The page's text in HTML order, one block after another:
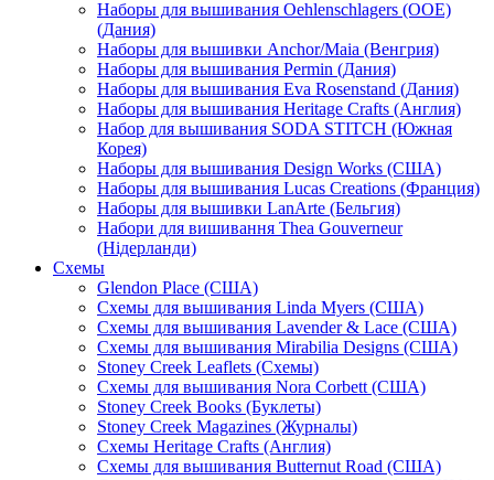
Наборы для вышивания Oehlenschlagers (OOE)
(Дания)
Наборы для вышивки Anchor/Maia (Венгрия)
Наборы для вышивания Permin (Дания)
Наборы для вышивания Eva Rosenstand (Дания)
Наборы для вышивания Heritage Crafts (Англия)
Набор для вышивания SODA STITCH (Южная
Корея)
Наборы для вышивания Design Works (США)
Наборы для вышивания Lucas Creations (Франция)
Наборы для вышивки LanArte (Бельгия)
Набори для вишивання Thea Gouverneur
(Нідерланди)
Схемы
Glendon Place (США)
Схемы для вышивания Linda Myers (США)
Схемы для вышивания Lavender & Lace (США)
Схемы для вышивания Mirabilia Designs (США)
Stoney Creek Leaflets (Схемы)
Схемы для вышивания Nora Corbett (США)
Stoney Creek Books (Буклеты)
Stoney Creek Magazines (Журналы)
Схемы Heritage Crafts (Англия)
Схемы для вышивания Butternut Road (США)